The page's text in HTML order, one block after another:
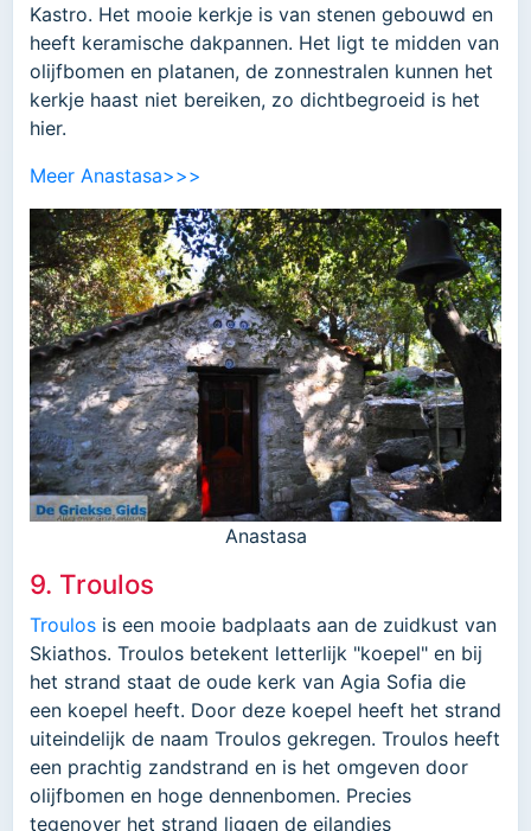
Kastro. Het mooie kerkje is van stenen gebouwd en
heeft keramische dakpannen. Het ligt te midden van
olijfbomen en platanen, de zonnestralen kunnen het
kerkje haast niet bereiken, zo dichtbegroeid is het
hier.
Meer Anastasa>>>
Anastasa
9. Troulos
Troulos is een mooie badplaats aan de zuidkust van
Skiathos. Troulos betekent letterlijk "koepel" en bij
het strand staat de oude kerk van Agia Sofia die
een koepel heeft. Door deze koepel heeft het strand
uiteindelijk de naam Troulos gekregen. Troulos heeft
een prachtig zandstrand en is het omgeven door
olijfbomen en hoge dennenbomen. Precies
tegenover het strand liggen de eilandjes